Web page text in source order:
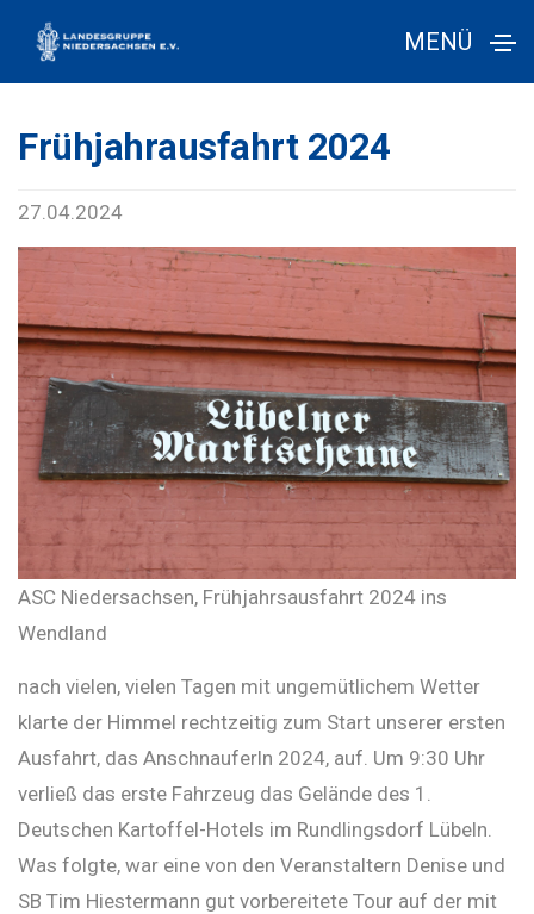
MENÜ
Frühjahrausfahrt 2024
27.04.2024
ASC Niedersachsen, Frühjahrsausfahrt 2024 ins
Wendland
nach vielen, vielen Tagen mit ungemütlichem Wetter
klarte der Himmel rechtzeitig zum Start unserer ersten
Ausfahrt, das Anschnauferln 2024, auf. Um 9:30 Uhr
verließ das erste Fahrzeug das Gelände des 1.
Deutschen Kartoffel-Hotels im Rundlingsdorf Lübeln.
Was folgte, war eine von den Veranstaltern Denise und
SB Tim Hiestermann gut vorbereitete Tour auf der mit